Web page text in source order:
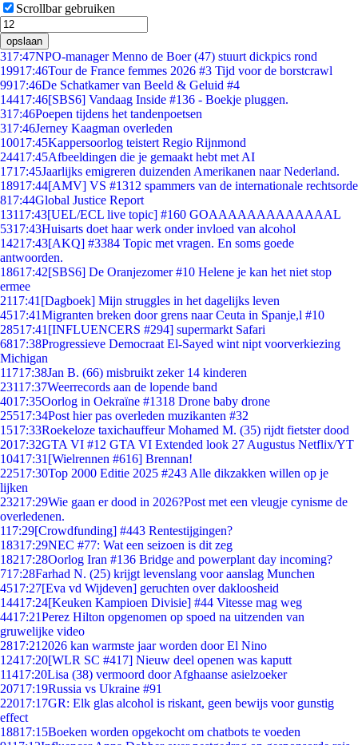
Scrollbar gebruiken
opslaan
317:47NPO-manager Menno de Boer (47) stuurt dickpics rond
19917:46Tour de France femmes 2026 #3 Tijd voor de borstcrawl
9917:46De Schatkamer van Beeld & Geluid #4
14417:46[SBS6] Vandaag Inside #136 - Boekje pluggen.
317:46Poepen tijdens het tandenpoetsen
317:46Jerney Kaagman overleden
10017:45Kappersoorlog teistert Regio Rijnmond
24417:45Afbeeldingen die je gemaakt hebt met AI
1717:45Jaarlijks emigreren duizenden Amerikanen naar Nederland.
18917:44[AMV] VS #1312 spammers van de internationale rechtsorde
817:44Global Justice Report
13117:43[UEL/ECL live topic] #160 GOAAAAAAAAAAAAAL
5317:43Huisarts doet haar werk onder invloed van alcohol
14217:43[AKQ] #3384 Topic met vragen. En soms goede
antwoorden.
18617:42[SBS6] De Oranjezomer #10 Helene je kan het niet stop
ermee
2117:41 [Dagboek] Mijn struggles in het dagelijks leven
4517:41Migranten breken door grens naar Ceuta in Spanje,l #10
28517:41 [INFLUENCERS #294] supermarkt Safari
6817:38Progressieve Democraat El-Sayed wint nipt voorverkiezing
Michigan
11717:38Jan B. (66) misbruikt zeker 14 kinderen
23117:37Weerrecords aan de lopende band
4017:35Oorlog in Oekraïne #1318 Drone baby drone
25517:34Post hier pas overleden muzikanten #32
1517:33Roekeloze taxichauffeur Mohamed M. (35) rijdt fietster dood
2017:32GTA VI #12 GTA VI Extended look 27 Augustus Netflix/YT
10417:31 [Wielrennen #616] Brennan!
22517:30Top 2000 Editie 2025 #243 Alle dikzakken willen op je
lijken
23217:29Wie gaan er dood in 2026?Post met een vleugje cynisme de
overledenen.
117:29[Crowdfunding] #443 Rentestijgingen?
18317:29NEC #77: Wat een seizoen is dit zeg
18217:28Oorlog Iran #136 Bridge and powerplant day incoming?
717:28Farhad N. (25) krijgt levenslang voor aanslag Munchen
4517:27[Eva vd Wijdeven] geruchten over dakloosheid
14417:24[Keuken Kampioen Divisie] #44 Vitesse mag weg
4417:21Perez Hilton opgenomen op spoed na uitzenden van
gruwelijke video
2817:21 2026 kan warmste jaar worden door El Nino
12417:20[WLR SC #417] Nieuw deel openen was kaputt
11417:20Lisa (38) vermoord door Afghaanse asielzoeker
20717:19Russia vs Ukraine #91
22017:17GR: Elk glas alcohol is riskant, geen bewijs voor gunstig
effect
18817:15Boeken worden opgekocht om chatbots te voeden